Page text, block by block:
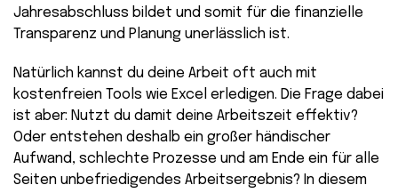
Jahresabschluss bildet und somit für die finanzielle
Transparenz und Planung unerlässlich ist.
Natürlich kannst du deine Arbeit oft auch mit
kostenfreien Tools wie Excel erledigen. Die Frage dabei
ist aber: Nutzt du damit deine Arbeitszeit effektiv?
Oder entstehen deshalb ein großer händischer
Aufwand, schlechte Prozesse und am Ende ein für alle
Seiten unbefriedigendes Arbeitsergebnis? In diesem